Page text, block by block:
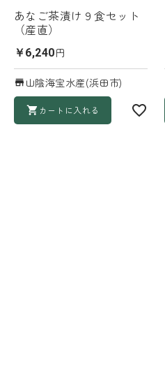
あなご茶漬け９食セット
（産直）
￥6,240円
山陰海宝水産(浜田市)
カートに入れる